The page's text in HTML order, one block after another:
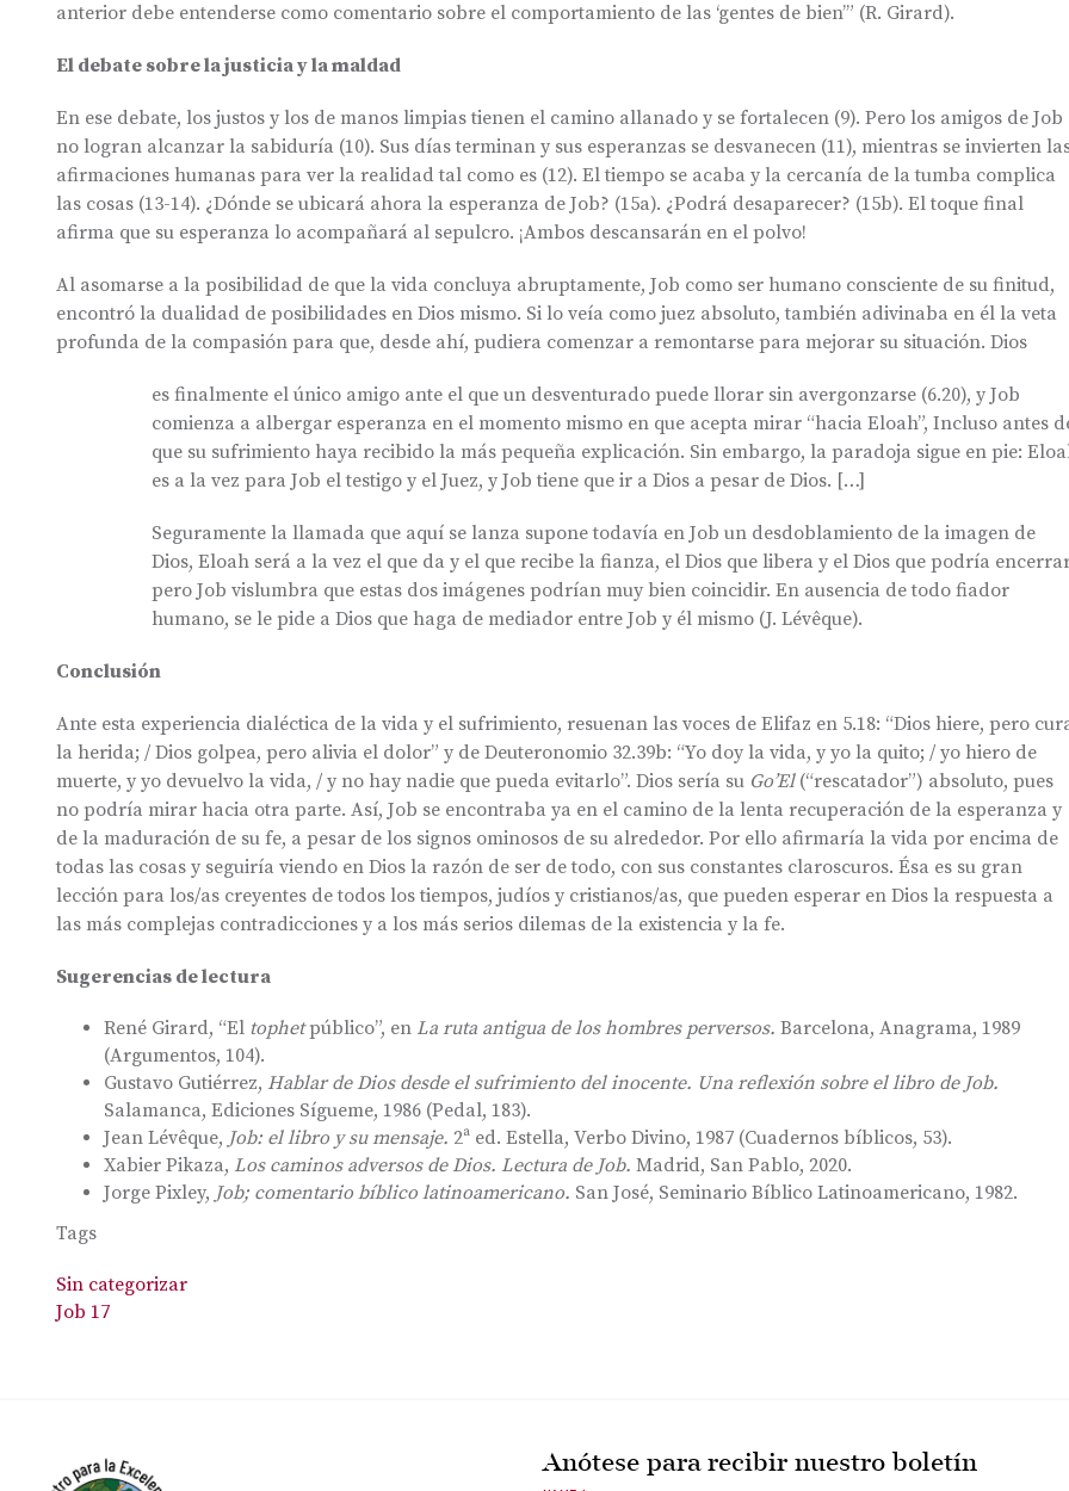
anterior debe entenderse como comentario sobre el comportamiento de las ‘gentes de bien’” (R. Girard).
El debate sobre la justicia y la maldad
En ese debate, los justos y los de manos limpias tienen el camino allanado y se fortalecen (9). Pero los amigos de Job
no logran alcanzar la sabiduría (10). Sus días terminan y sus esperanzas se desvanecen (11), mientras se invierten
afirmaciones humanas para ver la realidad tal como es (12). El tiempo se acaba y la cercanía de la tumba complica
las cosas (13-14). ¿Dónde se ubicará ahora la esperanza de Job? (15a). ¿Podrá desaparecer? (15b). El toque final
afirma que su esperanza lo acompañará al sepulcro. ¡Ambos descansarán en el polvo!
Al asomarse a la posibilidad de que la vida concluya abruptamente, Job como ser humano consciente de su finitud,
encontró la dualidad de posibilidades en Dios mismo. Si lo veía como juez absoluto, también adivinaba en él la veta
profunda de la compasión para que, desde ahí, pudiera comenzar a remontarse para mejorar su situación. Dios
es finalmente el único amigo ante el que un desventurado puede llorar sin avergonzarse (6.20), y Job
comienza a albergar esperanza en el momento mismo en que acepta mirar “hacia Eloah”, Incluso antes
que su sufrimiento haya recibido la más pequeña explicación. Sin embargo, la paradoja sigue en pie:
es a la vez para Job el testigo y el Juez, y Job tiene que ir a Dios a pesar de Dios. […]
Seguramente la llamada que aquí se lanza supone todavía en Job un desdoblamiento de la imagen de
Dios, Eloah será a la vez el que da y el que recibe la fianza, el Dios que libera y el Dios que podría
pero Job vislumbra que estas dos imágenes podrían muy bien coincidir. En ausencia de todo fiador
humano, se le pide a Dios que haga de mediador entre Job y él mismo (J. Lévêque).
Conclusión
Ante esta experiencia dialéctica de la vida y el sufrimiento, resuenan las voces de Elifaz en 5.18: “Dios hiere, pero
la herida; / Dios golpea, pero alivia el dolor” y de Deuteronomio 32.39b: “Yo doy la vida, y yo la quito; / yo hiero de
muerte, y yo devuelvo la vida, / y no hay nadie que pueda evitarlo”. Dios sería su Go’El (“rescatador”) absoluto, pues
no podría mirar hacia otra parte. Así, Job se encontraba ya en el camino de la lenta recuperación de la esperanza y
de la maduración de su fe, a pesar de los signos ominosos de su alrededor. Por ello afirmaría la vida por encima de
todas las cosas y seguiría viendo en Dios la razón de ser de todo, con sus constantes claroscuros. Ésa es su gran
lección para los/as creyentes de todos los tiempos, judíos y cristianos/as, que pueden esperar en Dios la respuesta a
las más complejas contradicciones y a los más serios dilemas de la existencia y la fe.
Sugerencias de lectura
René Girard, “El tophetpúblico”, en La ruta antigua de los hombres perversos. Barcelona, Anagrama, 1989
(Argumentos, 104).
Gustavo Gutiérrez, Hablar de Dios desde el sufrimiento del inocente. Una reflexión sobre el libro de Job.
Salamanca, Ediciones Sígueme, 1986 (Pedal, 183).
Jean Lévêque, Job: el libro y su mensaje. 2ª ed. Estella, Verbo Divino, 1987 (Cuadernos bíblicos, 53).
Xabier Pikaza, Los caminos adversos de Dios. Lectura de Job. Madrid, San Pablo, 2020.
Jorge Pixley, Job; comentario bíblico latinoamericano. San José, Seminario Bíblico Latinoamericano, 1982.
Tags
Sin categorizar
Job 17
Anótese para recibir nuestro boletín